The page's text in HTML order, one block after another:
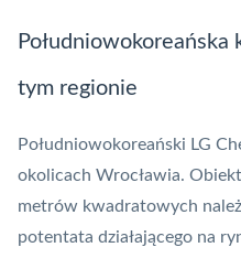
Południowokoreańska
tym regionie
Południowokoreański LG
okolicach Wrocławia.
metrów kwadratowych
potentata działającego na